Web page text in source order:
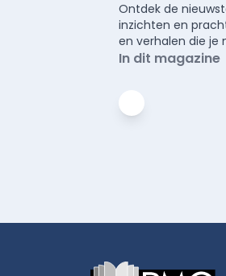
Ontdek de
inzichten en
en verhalen die je
In dit magazine